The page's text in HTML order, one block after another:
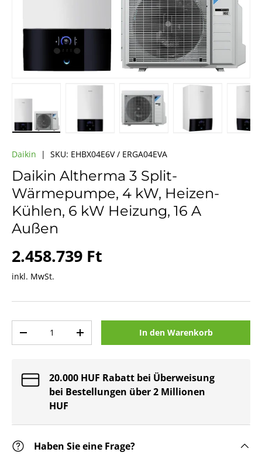
Daikin | SKU: EHBX04E6V / ERGA04EVA
Daikin Altherma 3 Split-
Wärmepumpe, 4 kW, Heizen-
Kühlen, 6 kW Heizung, 16 A
Außen
Normaler Preis
2.458.739 Ft
inkl. MwSt.
Menge verringernMenge erhöhenIn den Warenkorb
20.000 HUF Rabatt bei Überweisung
bei Bestellungen über 2 Millionen
HUF
Haben Sie eine Frage?